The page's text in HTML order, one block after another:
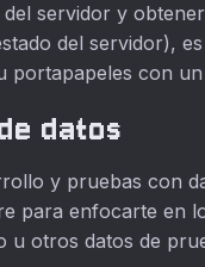
servidor y
del servidor),
portapapeles con
datos
y pruebas con
para enfocarte en
u otros datos de